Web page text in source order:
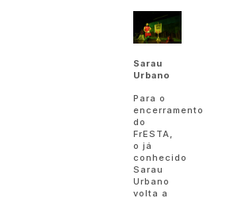
Sarau
Urbano
Para o
encerramento
do
FrESTA,
o já
conhecido
Sarau
Urbano
volta a